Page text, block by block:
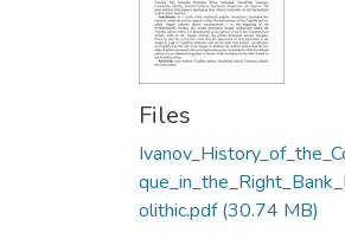
Files
olithic.pdf(30.74 MB)